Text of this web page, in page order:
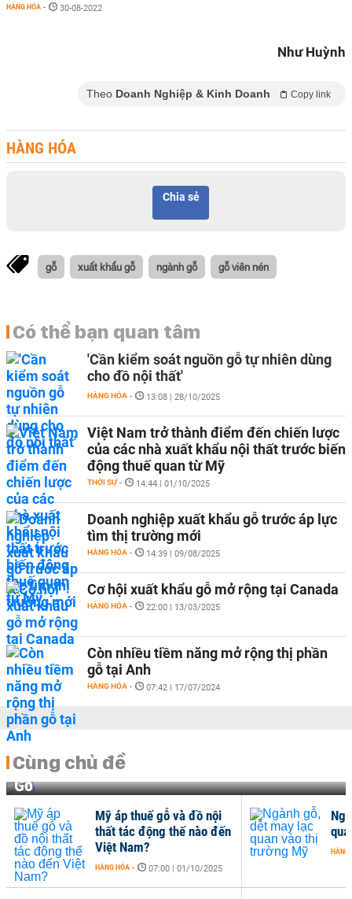
HÀNG HÓA - 30-08-2022
Như Huỳnh
Theo Doanh Nghiệp & Kinh Doanh Copy link
HÀNG HÓA
Chia sẻ
gỗ xuất khẩu gỗ ngành gỗ gỗ viên nén
Có thể bạn quan tâm
'Cần kiểm soát nguồn gỗ tự nhiên dùng
cho đồ nội thất'
HÀNG HÓA - 13:08 | 28/10/2025
Việt Nam trở thành điểm đến chiến lược
của các nhà xuất khẩu nội thất trước biến
động thuế quan từ Mỹ
THỜI SỰ - 14:44 | 01/10/2025
Doanh nghiệp xuất khẩu gỗ trước áp lực
tìm thị trường mới
HÀNG HÓA - 14:39 | 09/08/2025
Cơ hội xuất khẩu gỗ mở rộng tại Canada
HÀNG HÓA - 22:00 | 13/03/2025
Còn nhiều tiềm năng mở rộng thị phần
gỗ tại Anh
HÀNG HÓA - 07:42 | 17/07/2024
Cùng chủ đề
Gỗ
Mỹ áp thuế gỗ và đồ nội
thất tác động thế nào đến
Việt Nam?
HÀNG HÓA - 07:00 | 01/10/2025
HÀNG